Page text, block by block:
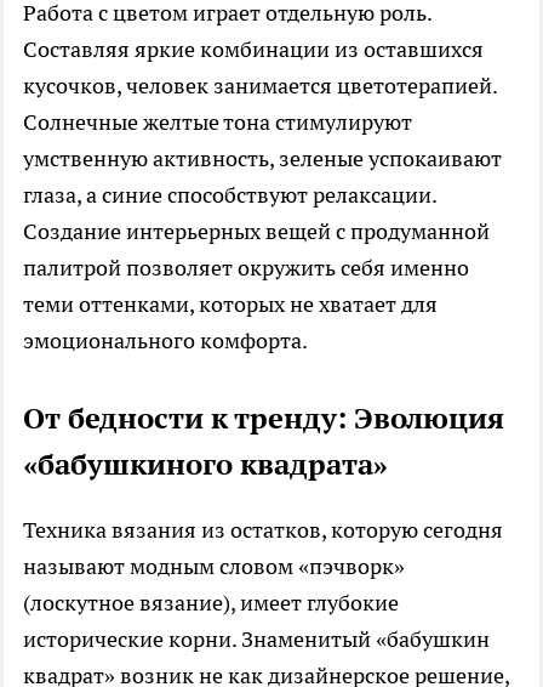
Работа с цветом играет отдельную роль.
Составляя яркие комбинации из оставшихся
кусочков, человек занимается цветотерапией.
Солнечные желтые тона стимулируют
умственную активность, зеленые успокаивают
глаза, а синие способствуют релаксации.
Создание интерьерных вещей с продуманной
палитрой позволяет окружить себя именно
теми оттенками, которых не хватает для
эмоционального комфорта.
От бедности к тренду: Эволюция
«бабушкиного квадрата»
Техника вязания из остатков, которую сегодня
называют модным словом «пэчворк»
(лоскутное вязание), имеет глубокие
исторические корни. Знаменитый «бабушкин
квадрат» возник не как дизайнерское решение,